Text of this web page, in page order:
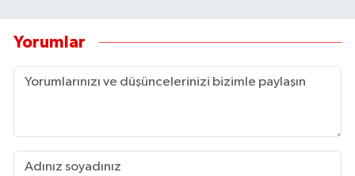
Yorumlar